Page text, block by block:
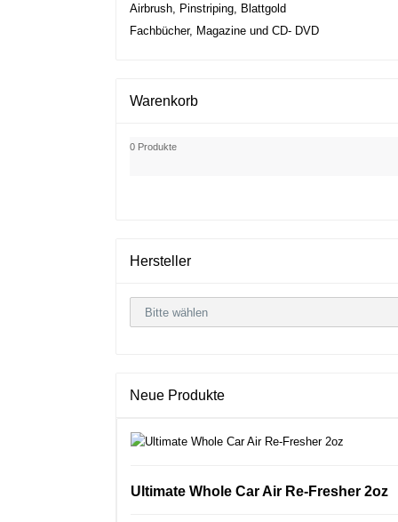
Airbrush, Pinstriping, Blattgold
Fachbücher, Magazine und CD- DVD
Warenkorb
0 Produkte
Hersteller
Neue Produkte
Ultimate Whole Car Air Re-Fresher 2oz